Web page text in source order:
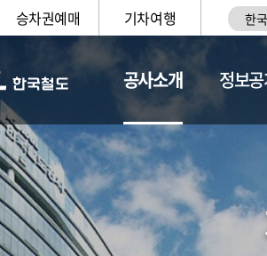
승차권예매 기차여행 한
공사소개
일반현황
정보